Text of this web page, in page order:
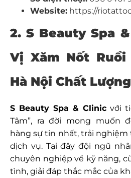
Website: https://
2. S Beauty Spa
Vị Xăm Nốt Ruồi
Hà Nội Chất Lượng
S Beauty Spa & Clinic với
Tâm”, ra đời mong muốn
hàng sự tin nhất, trải
dịch vụ. Tại đây đội ngũ
chuyên nghiệp về kỹ năng,
tình, giải đáp thắc mắc của